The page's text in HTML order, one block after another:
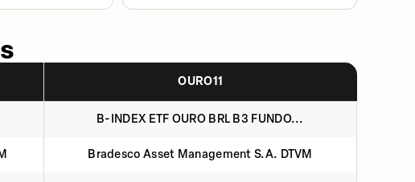
OURO11
B-INDEX ETF OURO BRL B3 FUNDO...
Bradesco Asset Management S.A. DTVM